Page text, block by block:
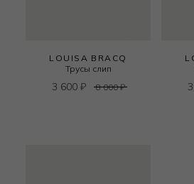
LOUISA BRACQ
Трусы слип
3 600 ₽ 8 000₽